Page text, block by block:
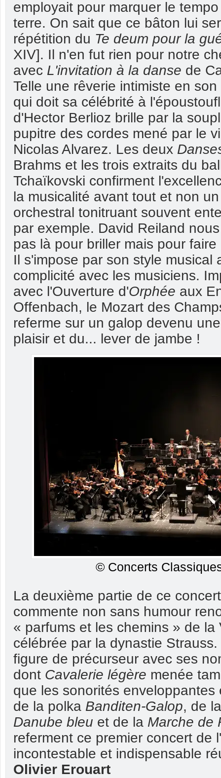
employait pour marquer le
terre. On sait que ce bâton lui
répétition du Te deum pour la
XIV]. Il n'en fut rien pour notre
avec L'invitation à la danse de
Telle une rêverie intimiste en
qui doit sa célébrité à
d'Hector Berlioz brille par la
pupitre des cordes mené par le
Nicolas Alvarez. Les deux
Brahms et les trois extraits du
Tchaïkovski confirment
la musicalité avant tout et non
orchestral tonitruant souvent
par exemple. David Reiland
pas là pour briller mais pour
Il s'impose par son style musical
complicité avec les musiciens.
avec l'Ouverture d'Orphée aux
Offenbach, le Mozart des
referme sur un galop devenu
plaisir et du... lever de jambe !
© Concerts
La deuxième partie de ce
commente non sans humour
« parfums et les chemins » de
célébrée par la dynastie
figure de précurseur avec ses
dont Cavalerie légère menée
que les sonorités enveloppantes
de la polka Banditen-Galop, de
Danube bleu et de la Marche de
referment ce premier concert de
incontestable et indispensable
Olivier Erouart